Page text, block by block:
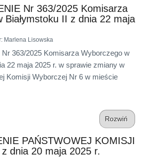
Nr 363/2025 Komisarza
Białymstoku II z dnia 22 maja
: Marlena Lisowska
363/2025 Komisarza Wyborczego w
22 maja 2025 r. w sprawie zmiany w
Komisji Wyborczej Nr 6 w mieście
Rozwiń
PAŃSTWOWEJ KOMISJI
dnia 20 maja 2025 r.